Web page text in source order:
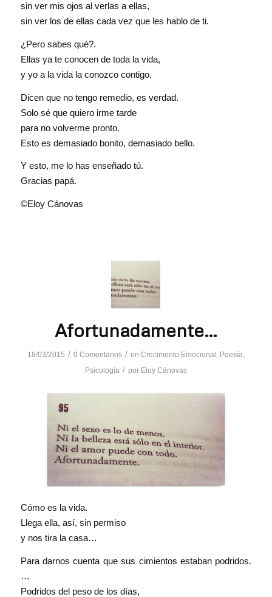
sin ver mis ojos al verlas a ellas,
sin ver los de ellas cada vez que les hablo de ti.
¿Pero sabes qué?.
Ellas ya te conocen de toda la vida,
y yo a la vida la conozco contigo.
Dicen que no tengo remedio, es verdad.
Solo sé que quiero irme tarde
para no volverme pronto.
Esto es demasiado bonito, demasiado bello.
Y esto, me lo has enseñado tú.
Gracias papá.
©Eloy Cánovas
Afortunadamente…
18/03/2015 / 0 Comentarios / en Crecimento Emocional, Poesía,
Psicología / por Eloy Cánovas
Cómo es la vida.
Llega ella, así, sin permiso
y nos tira la casa…
Para darnos cuenta que sus cimientos estaban podridos.
…
Podridos del peso de los días,